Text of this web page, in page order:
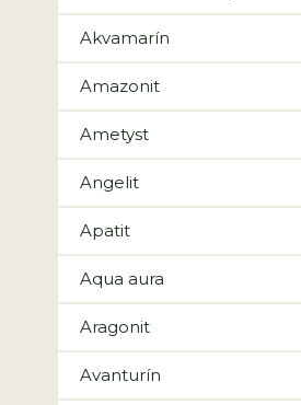
Akvamarín
Amazonit
Ametyst
Angelit
Apatit
Aqua aura
Aragonit
Avanturín